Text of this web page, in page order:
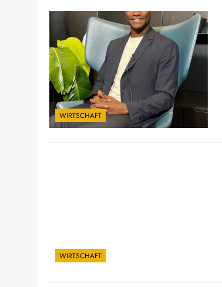
WIRTSCHAFT
WIRTSCHAFT